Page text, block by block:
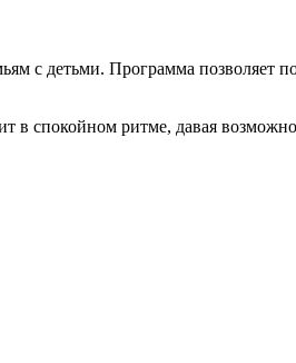
с детьми. Программа позволяет
в спокойном ритме, давая